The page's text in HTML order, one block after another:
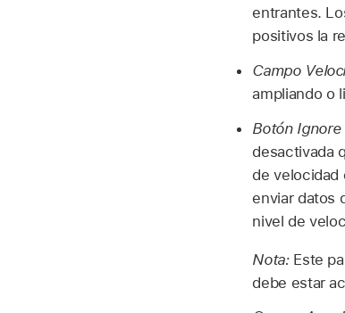
entrantes.
positivos la
Campo
ampliando o
Botón Ignore
desactivada
de velocidad
enviar datos
nivel de
Nota: Este
debe estar